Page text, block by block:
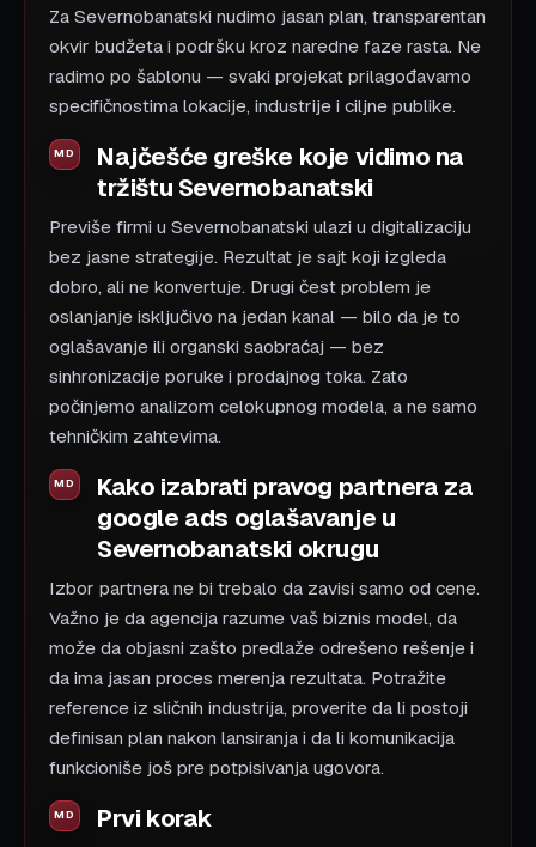
Za Severnobanatski nudimo jasan plan, transparentan
okvir budžeta i podršku kroz naredne faze rasta. Ne
radimo po šablonu — svaki projekat prilagođavamo
specifičnostima lokacije, industrije i ciljne publike.
Najčešće greške koje vidimo na
tržištu Severnobanatski
Previše firmi u Severnobanatski ulazi u digitalizaciju
bez jasne strategije. Rezultat je sajt koji izgleda
dobro, ali ne konvertuje. Drugi čest problem je
oslanjanje isključivo na jedan kanal — bilo da je to
oglašavanje ili organski saobraćaj — bez
sinhronizacije poruke i prodajnog toka. Zato
počinjemo analizom celokupnog modela, a ne samo
tehničkim zahtevima.
Kako izabrati pravog partnera za
google ads oglašavanje u
Severnobanatski okrugu
Izbor partnera ne bi trebalo da zavisi samo od cene.
Važno je da agencija razume vaš biznis model, da
može da objasni zašto predlaže odrešeno rešenje i
da ima jasan proces merenja rezultata. Potražite
reference iz sličnih industrija, proverite da li postoji
definisan plan nakon lansiranja i da li komunikacija
funkcioniše još pre potpisivanja ugovora.
Prvi korak